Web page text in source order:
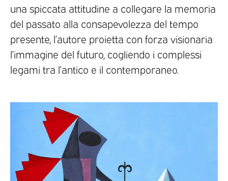
una spiccata attitudine a collegare la memoria
del passato alla consapevolezza del tempo
presente, l’autore proietta con forza visionaria
l’immagine del futuro, cogliendo i complessi
legami tra l’antico e il contemporaneo.